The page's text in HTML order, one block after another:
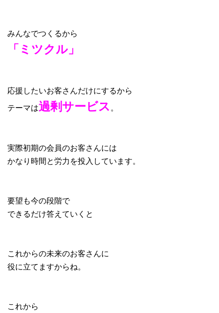
みんなでつくるから
「ミツクル」
応援したいお客さんだけにするから
テーマは過剰サービス。
実際初期の会員のお客さんには
かなり時間と労力を投入しています。
要望も今の段階で
できるだけ答えていくと
これからの未来のお客さんに
役に立てますからね。
これから